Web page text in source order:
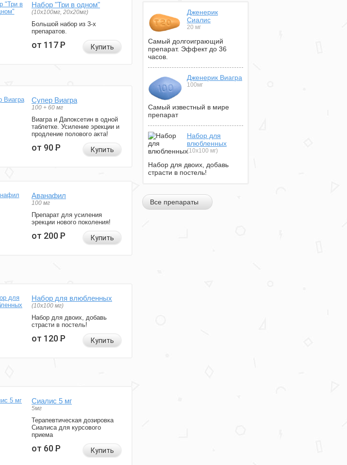
Набор "Три в одном"
(10x100мг, 20x20мг)
Большой набор из 3-х
препаратов.
от 117Р Купить
Супер Виагра
100 + 60 мг
Виагра и Дапоксетин в одной
таблетке. Усиление эрекции и
продление полового акта!
от 90Р Купить
Аванафил
100 мг
Препарат для усиления
эрекции нового поколения!
от 200Р Купить
Набор для влюбленных
(10х100 мг)
Набор для двоих, добавь
страсти в постель!
от 120Р Купить
Сиалис 5 мг
5мг
Терапевтическая дозировка
Сиалиса для курсового
приема
от 60Р Купить
Дженерик
Сиалис
20 мг
Самый долгоиграющий
препарат. Эффект до 36
часов.
Дженерик Виагра
100мг
Самый известный в мире
препарат
Набор для
влюбленных
(10х100 мг)
Набор для двоих, добавь
страсти в постель!
Все препараты